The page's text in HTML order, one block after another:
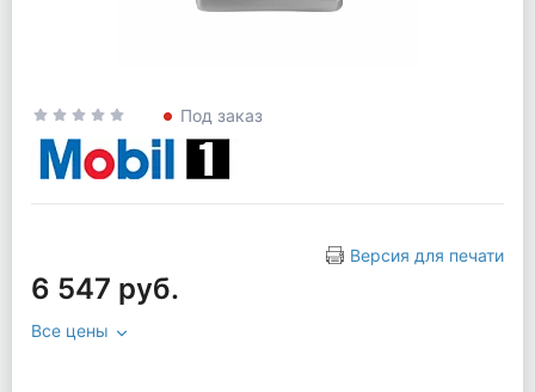
Под заказ
Версия для печати
6 547 руб.
Все цены